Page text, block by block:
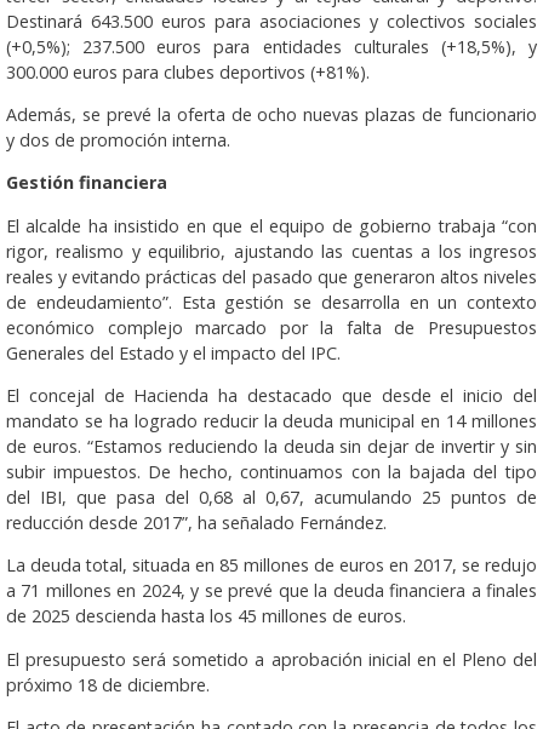
Destinará 643.500 euros para asociaciones y colectivos sociales
(+0,5%); 237.500 euros para entidades culturales (+18,5%), y
300.000 euros para clubes deportivos (+81%).
Además, se prevé la oferta de ocho nuevas plazas de funcionario
y dos de promoción interna.
Gestión financiera
El alcalde ha insistido en que el equipo de gobierno trabaja “con
rigor, realismo y equilibrio, ajustando las cuentas a los ingresos
reales y evitando prácticas del pasado que generaron altos niveles
de endeudamiento”. Esta gestión se desarrolla en un contexto
económico complejo marcado por la falta de Presupuestos
Generales del Estado y el impacto del IPC.
El concejal de Hacienda ha destacado que desde el inicio del
mandato se ha logrado reducir la deuda municipal en 14 millones
de euros. “Estamos reduciendo la deuda sin dejar de invertir y sin
subir impuestos. De hecho, continuamos con la bajada del tipo
del IBI, que pasa del 0,68 al 0,67, acumulando 25 puntos de
reducción desde 2017”, ha señalado Fernández.
La deuda total, situada en 85 millones de euros en 2017, se redujo
a 71 millones en 2024, y se prevé que la deuda financiera a finales
de 2025 descienda hasta los 45 millones de euros.
El presupuesto será sometido a aprobación inicial en el Pleno del
próximo 18 de diciembre.